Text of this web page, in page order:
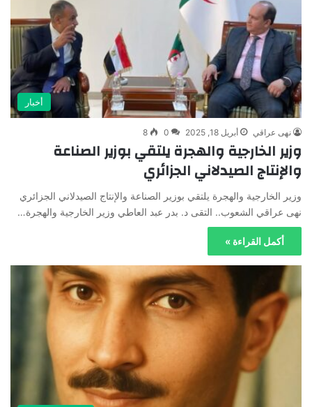
أخبار
نهى عراقي أبريل 18, 2025 0
8
وزير الخارجية والهجرة يلتقي بوزير الصناعة
والإنتاج الصيدلاني الجزائري
وزير الخارجية والهجرة يلتقي بوزير الصناعة والإنتاج الصيدلاني الجزائري
نهى عراقي الشعوب.. التقى د. بدر عبد العاطي وزير الخارجية والهجرة…
أكمل القراءة »